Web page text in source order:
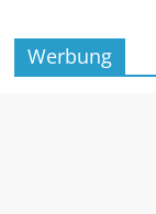
Werbung